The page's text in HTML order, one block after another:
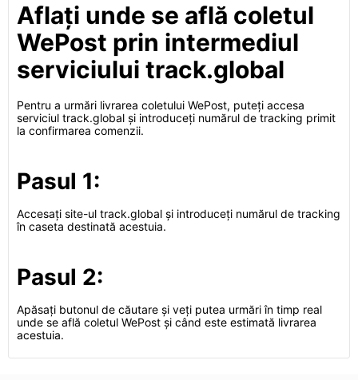
Aflați unde se află coletul
WePost prin intermediul
serviciului track.global
Pentru a urmări livrarea coletului WePost, puteți accesa
serviciul track.global și introduceți numărul de tracking primit
la confirmarea comenzii.
Pasul 1:
Accesați site-ul track.global și introduceți numărul de tracking
în caseta destinată acestuia.
Pasul 2:
Apăsați butonul de căutare și veți putea urmări în timp real
unde se află coletul WePost și când este estimată livrarea
acestuia.